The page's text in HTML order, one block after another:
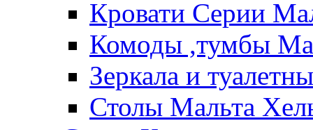
Кровати Серии
Комоды ,тумбы
Зеркала и
Столы Мальта